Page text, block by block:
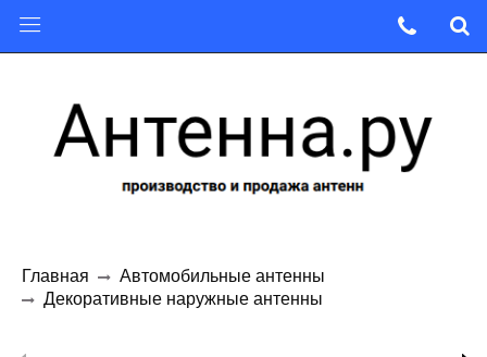
Главная
Автомобильные антенны
Декоративные наружные антенны